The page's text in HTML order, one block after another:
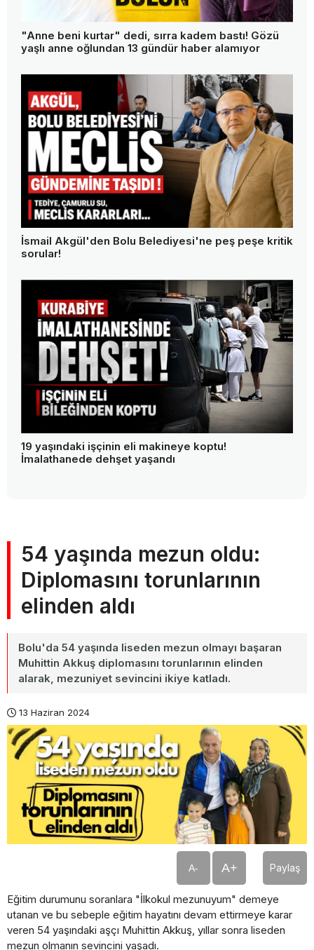
"Anne beni kurtar" dedi, sırra kadem bastı! Gözü
yaşlı anne oğlundan 13 gündür haber alamıyor
İsmail Akgül'den Bolu Belediyesi'ne peş peşe kritik
sorular!
19 yaşındaki işçinin eli makineye koptu!
İmalathanede dehşet yaşandı
54 yaşında mezun oldu:
Diplomasını torunlarının
elinden aldı
Bolu'da 54 yaşında liseden mezun olmayı başaran
Muhittin Akkuş diplomasını torunlarının elinden
alarak, mezuniyet sevincini ikiye katladı.
13 Haziran 2024
A- A+ Paylaş
Eğitim durumunu soranlara "İlkokul mezunuyum" demeye
utanan ve bu sebeple eğitim hayatını devam ettirmeye karar
veren 54 yaşındaki aşçı Muhittin Akkuş, yıllar sonra liseden
mezun olmanın sevincini yaşadı.